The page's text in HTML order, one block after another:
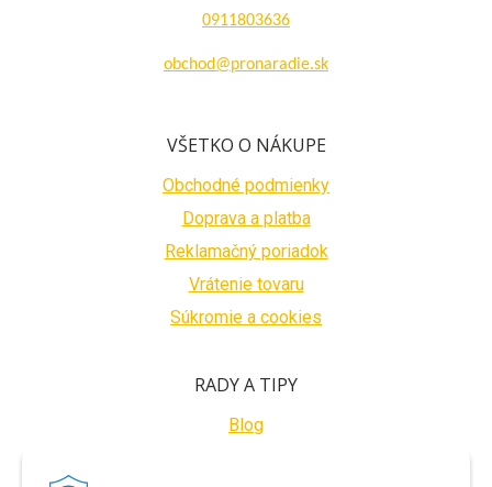
0911803636
obchod@pronaradie.sk
VŠETKO O NÁKUPE
Obchodné podmienky
Doprava a platba
Reklamačný poriadok
Vrátenie tovaru
Súkromie a cookies
RADY A TIPY
Blog